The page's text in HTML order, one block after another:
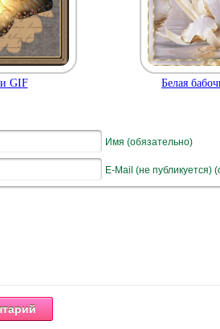
GIF Белая
Имя (обязательно)
E-Mail (не публикуется)